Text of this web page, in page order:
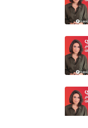
DadoD1
Wen l
LimaQ
LimaQ
Suha @